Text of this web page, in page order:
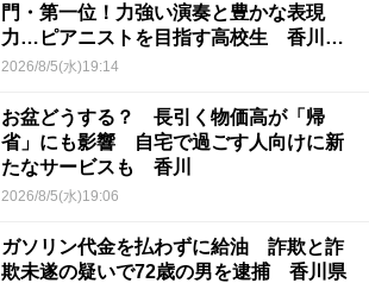
門・第一位！力強い演奏と豊かな表現
力…ピアニストを目指す高校生 香川
【青春のキセキ】
2026/8/5(水)19:14
お盆どうする？ 長引く物価高が「帰
省」にも影響 自宅で過ごす人向けに新
たなサービスも 香川
2026/8/5(水)19:06
ガソリン代金を払わずに給油 詐欺と詐
欺未遂の疑いで72歳の男を逮捕 香川県